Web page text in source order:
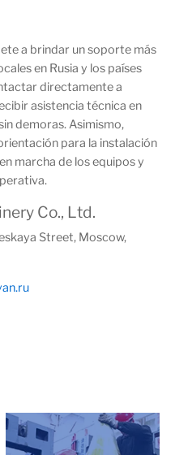
a brindar un soporte más
en Rusia y los países
directamente a
asistencia técnica en
demoras. Asimismo,
para la instalación
marcha de los equipos y
Co., Ltd.
Street, Moscow,